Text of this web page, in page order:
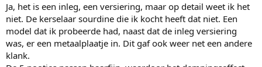
Ja, het is een inleg, een versiering, maar op detail weet ik het
niet. De kerselaar sourdine die ik kocht heeft dat niet. Een
model dat ik probeerde had, naast dat de inleg versiering
was, er een metaalplaatje in. Dit gaf ook weer net een andere
klank.